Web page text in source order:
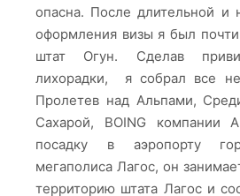
опасна. После длительной и
оформления визы я был почти
штат Огун. Сделав
лихорадки, я собрал все
Пролетев над Альпами,
Сахарой, BOING компании
посадку в аэропорту
мегаполиса Лагос, он
территорию штата Лагос и